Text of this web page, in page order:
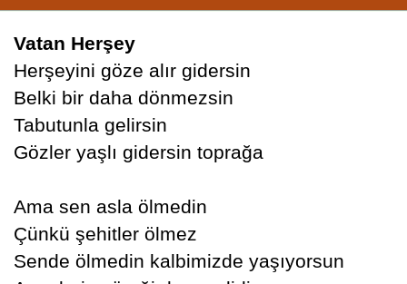
Vatan Herşey
Herşeyini göze alır gidersin
Belki bir daha dönmezsin
Tabutunla gelirsin
Gözler yaşlı gidersin toprağa
Ama sen asla ölmedin
Çünkü şehitler ölmez
Sende ölmedin kalbimizde yaşıyorsun